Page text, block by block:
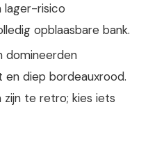
lager-risico
opblaasbare bank.
domineerden
diep bordeauxrood.
zijn te retro; kies iets